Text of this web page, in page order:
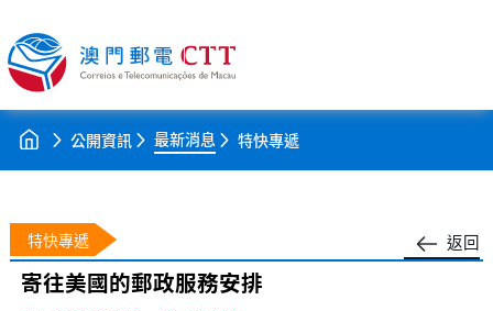
公開資訊 最新消息 特快專遞
返回
特快專遞
寄往美國的郵政服務安排